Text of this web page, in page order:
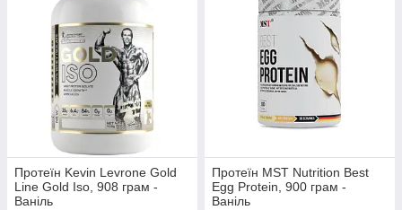
Протеїн Kevin Levrone Gold
Line Gold Iso, 908 грам -
Ваніль
Протеїн MST Nutrition Best
Egg Protein, 900 грам -
Ваніль